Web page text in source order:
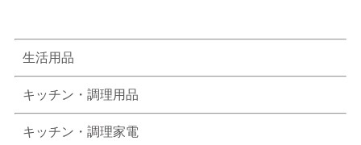
生活用品
キッチン・調理用品
キッチン・調理家電